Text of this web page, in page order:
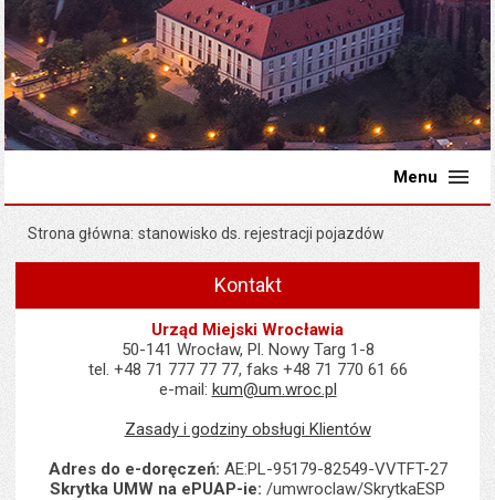
Menu
Strona główna stanowisko ds. rejestracji pojazdów
Kontakt
Urząd Miejski Wrocławia
50-141 Wrocław, Pl. Nowy Targ 1-8
tel. +48 71 777 77 77, faks +48 71 770 61 66
e-mail: kum@um.wroc.pl
Zasady i godziny obsługi Klientów
Adres do e-doręczeń: AE:PL-95179-82549-VVTFT-27
Skrytka UMW na ePUAP-ie: /umwroclaw/SkrytkaESP